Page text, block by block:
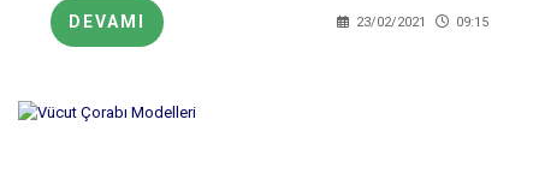
DEVAMI 23/02/2021 09:15